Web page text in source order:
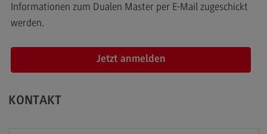
Modulangebot
Integrated Engineering
Informationen zum Dualen Master per E-Mail zugeschickt
werden.
KONTAKT